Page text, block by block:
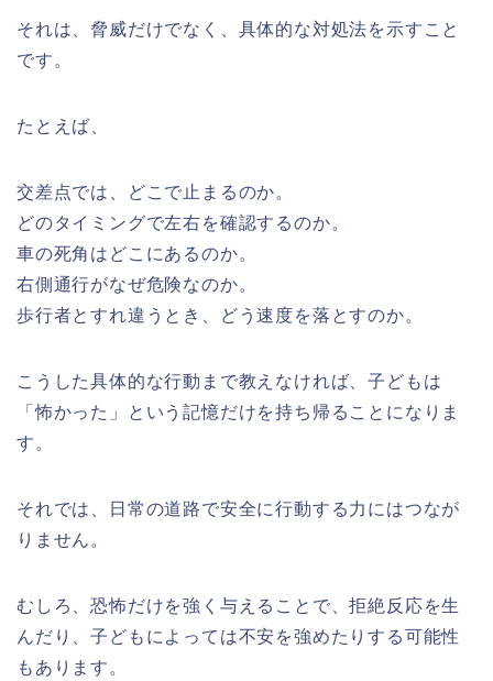
それは、脅威だけでなく、具体的な対処法を示すこと
です。
たとえば、
交差点では、どこで止まるのか。
どのタイミングで左右を確認するのか。
車の死角はどこにあるのか。
右側通行がなぜ危険なのか。
歩行者とすれ違うとき、どう速度を落とすのか。
こうした具体的な行動まで教えなければ、子どもは
「怖かった」という記憶だけを持ち帰ることになりま
す。
それでは、日常の道路で安全に行動する力にはつなが
りません。
むしろ、恐怖だけを強く与えることで、拒絶反応を生
んだり、子どもによっては不安を強めたりする可能性
もあります。